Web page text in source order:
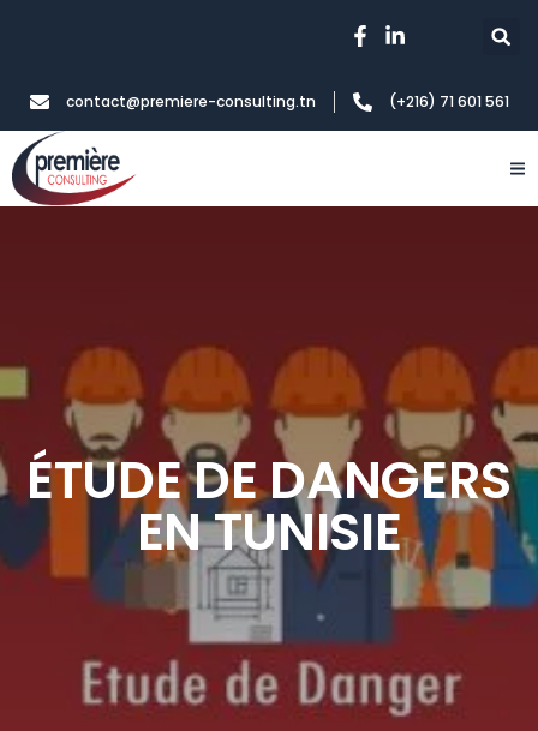
contact@premiere-consulting.tn (+216) 71 601 561
ÉTUDE DE DANGERS
EN TUNISIE